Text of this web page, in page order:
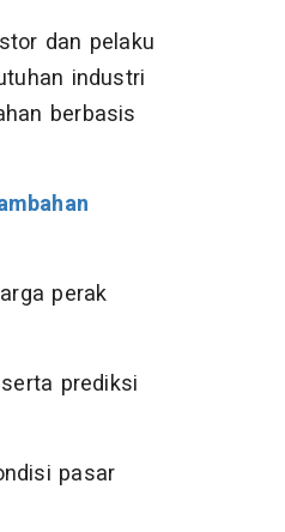
dan pelaku
industri
berbasis
perak
prediksi
pasar